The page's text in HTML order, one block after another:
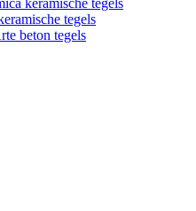
keramische tegels
tegels
beton tegels